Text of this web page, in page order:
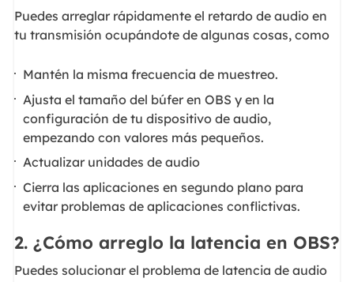
Puedes arreglar rápidamente el retardo de audio en
tu transmisión ocupándote de algunas cosas, como
Mantén la misma frecuencia de muestreo.
Ajusta el tamaño del búfer en OBS y en la
configuración de tu dispositivo de audio,
empezando con valores más pequeños.
Actualizar unidades de audio
Cierra las aplicaciones en segundo plano para
evitar problemas de aplicaciones conflictivas.
2. ¿Cómo arreglo la latencia en OBS?
Puedes solucionar el problema de latencia de audio